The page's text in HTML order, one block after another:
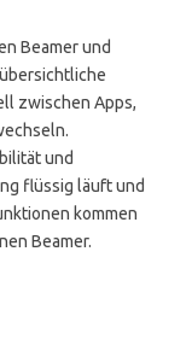
Beamer und
zwischen Apps,
und
flüssig läuft und
kommen
Beamer.